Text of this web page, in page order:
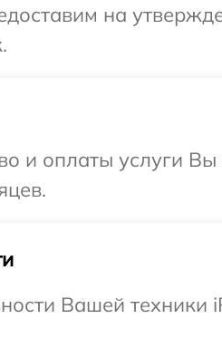
на
и оплаты услуги
Вашей